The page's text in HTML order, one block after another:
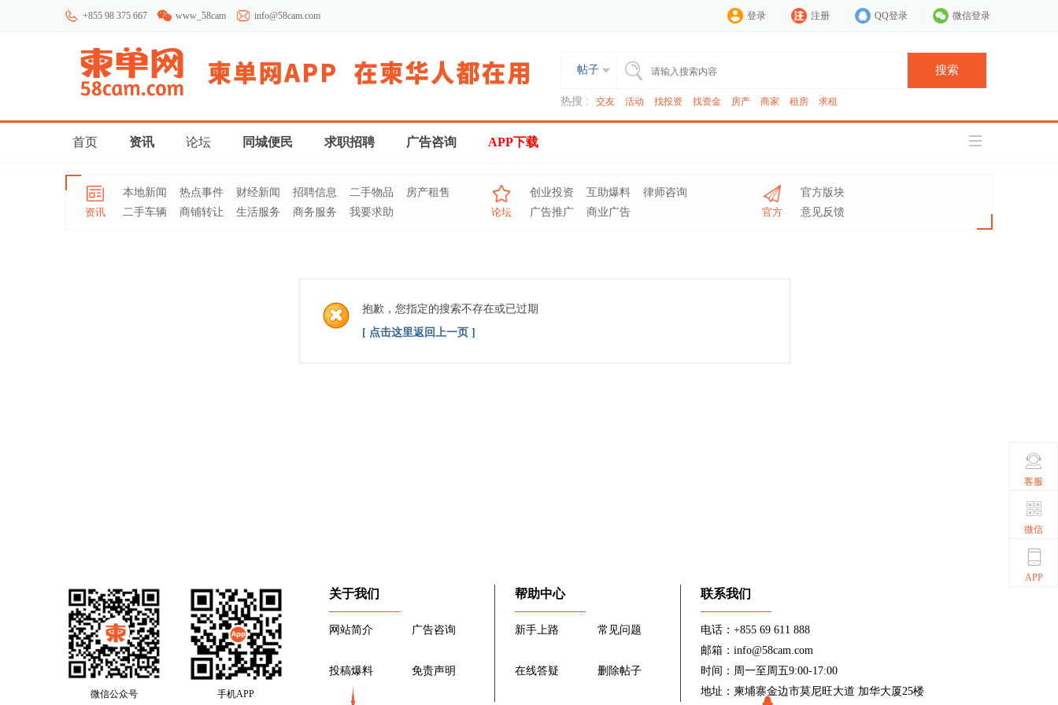
+855 98 375 667 www_58cam info@58cam.com 登录 注册 QQ登录 微信登录
帖子 搜索
热搜 : 交友 活动 找投资 找资金 房产 商家 租房 求租
首页 资讯 论坛 同城便民 求职招聘 广告咨询 APP下载
资讯
本地新闻 热点事件 财经新闻 招聘信息 二手物品
房产租售
二手车辆
商铺转让 生活服务 商务服务 我要求助 论坛
创业投资 互助爆料
律师咨询
广告推广
商业广告 官方
官方版块
意见反馈
抱歉，您指定的搜索不存在或已过期
[ 点击这里返回上一页 ]
微信公众号 手机APP
关于我们
网站简介 广告咨询
投稿爆料 免责声明
帮助中心
新手上路 常见问题
在线答疑 删除帖子
联系我们
电话：+855 69 611 888
邮箱：info@58cam.com
时间：周一至周五9:00-17:00
地址：柬埔寨金边市莫尼旺大道 加华大厦25楼
客服
微信
APP